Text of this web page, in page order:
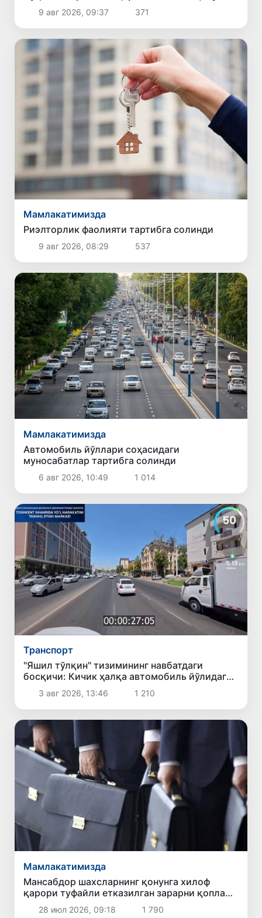
тафсилоти
9 авг 2026, 09:37 371
Мамлакатимизда
Риэлторлик фаолияти тартибга солинди
9 авг 2026, 08:29 537
Мамлакатимизда
Автомобиль йўллари соҳасидаги
муносабатлар тартибга солинди
6 авг 2026, 10:49 1 014
Транспорт
"Яшил тўлқин" тизимининг навбатдаги
босқичи: Кичик ҳалқа автомобиль йўлидаги
ҳаракатланиш вақти деярли икки баравар
қисқарди
3 авг 2026, 13:46 1 210
Мамлакатимизда
Мансабдор шахсларнинг қонунга хилоф
қарори туфайли етказилган зарарни қоплаш
тартиби белгиланди
28 июл 2026, 09:18 1 790